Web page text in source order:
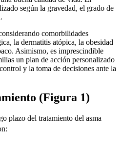
según la gravedad, el grado de
comorbilidades
la dermatitis atópica, la obesidad
Asimismo, es imprescindible
un plan de acción personalizado
y la toma de decisiones ante la
(Figura 1)
plazo del tratamiento del asma